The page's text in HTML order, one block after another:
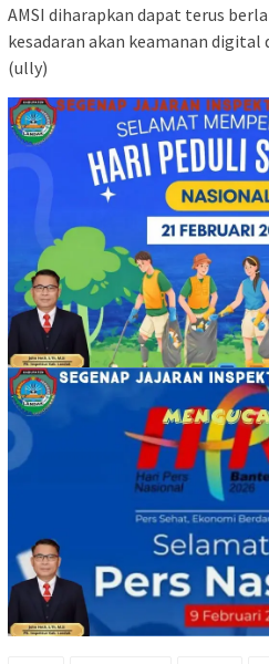
AMSI diharapkan dapat terus
kesadaran akan keamanan
(ully)